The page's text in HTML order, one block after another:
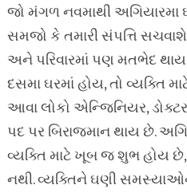
જો મંગળ નવમાથી અગિયારમા
સમજો કે તમારી સંપત્તિ
અને પરિવારમાં પણ મતભેદ
દસમા ઘરમાં હોય, તો વ્યક્તિ
આવા લોકો એન્જિનિયર,
પદ પર બિરાજમાન થાય છે.
વ્યક્તિ માટે ખૂબ જ શુભ હોય છે,
નથી. વ્યક્તિને ઘણી